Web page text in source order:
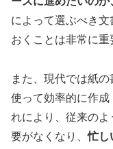
によって選ぶべき
おくことは非常に重
また、現代では紙
使って効率的に作成
れにより、従来の
要がなくなり、忙し